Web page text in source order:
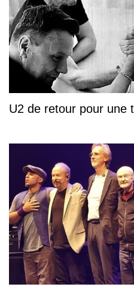
U2 de retour pour une